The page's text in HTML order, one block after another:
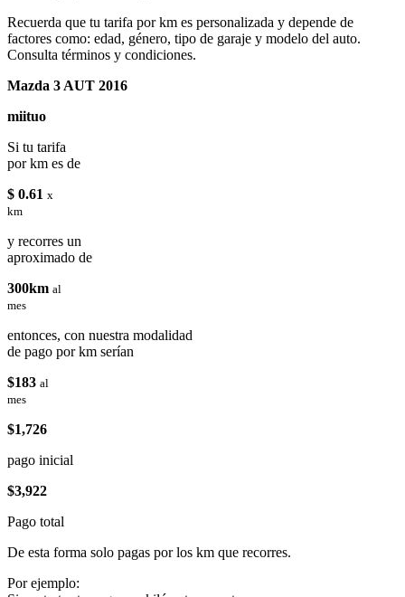
Recuerda que tu tarifa por km es personalizada y depende de
factores como: edad, género, tipo de garaje y modelo del auto.
Consulta términos y condiciones.
Mazda 3 AUT 2016
miituo
Si tu tarifa
por km es de
$ 0.61 x
km
y recorres un
aproximado de
300km al
mes
entonces, con nuestra modalidad
de pago por km serían
$183 al
mes
$1,726
pago inicial
$3,922
Pago total
De esta forma solo pagas por los km que recorres.
Por ejemplo: